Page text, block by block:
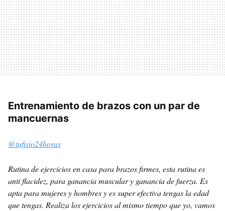
Entrenamiento de brazos con un par de
mancuernas
@tufisio24horas
Rutina de ejercicios en casa para brazos firmes, esta rutina es
anti flacidez, para ganancia muscular y ganancia de fuerza. Es
apta para mujeres y hombres y es super efectiva tengas la edad
que tengas. Realiza los ejercicios al mismo tiempo que yo, vamos